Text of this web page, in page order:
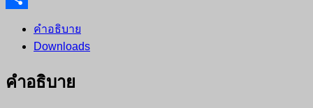
คำอธิบาย
Downloads
คำอธิบาย